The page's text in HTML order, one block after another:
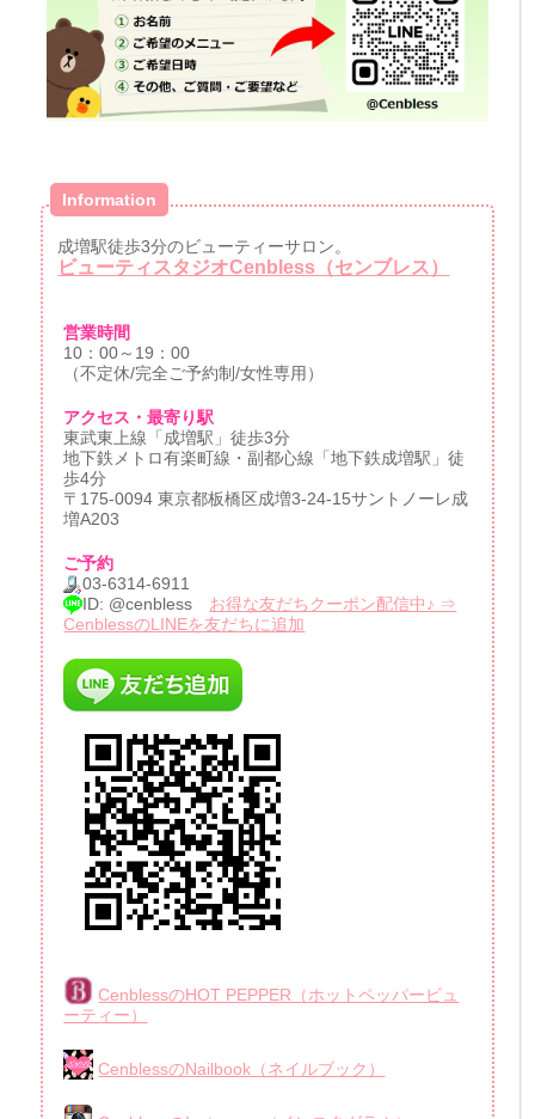
Information
成増駅徒歩3分のビューティーサロン。
ビューティスタジオCenbless（センブレス）
営業時間
10：00～19：00
（不定休/完全ご予約制/女性専用）
アクセス・最寄り駅
東武東上線「成増駅」徒歩3分
地下鉄メトロ有楽町線・副都心線「地下鉄成増駅」徒
歩4分
〒175-0094 東京都板橋区成増3-24-15サントノーレ成
増A203
ご予約
03-6314-6911
ID: @cenbless お得な友だちクーポン配信中♪ ⇒
CenblessのLINEを友だちに追加
CenblessのHOT PEPPER（ホットペッパービュ
ーティー）
CenblessのNailbook（ネイルブック）